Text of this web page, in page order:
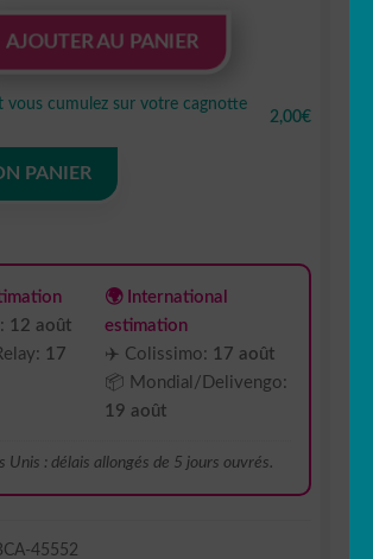
AJOUTER AU PANIER
vous cumulez sur votre cagnotte
2,00€
PANIER
12 août
17
🌍 International
estimation
✈️ Colissimo: 17 août
📦 Mondial/Delivengo:
19 août
Unis : délais allongés de 5 jours ouvrés.
45552